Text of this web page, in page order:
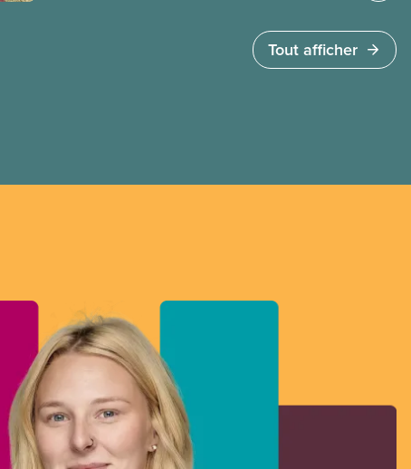
de l’entreprise. Le gouvernement libéral a
invoqué l’article 107 du Code canadien du travail
Tout afficher